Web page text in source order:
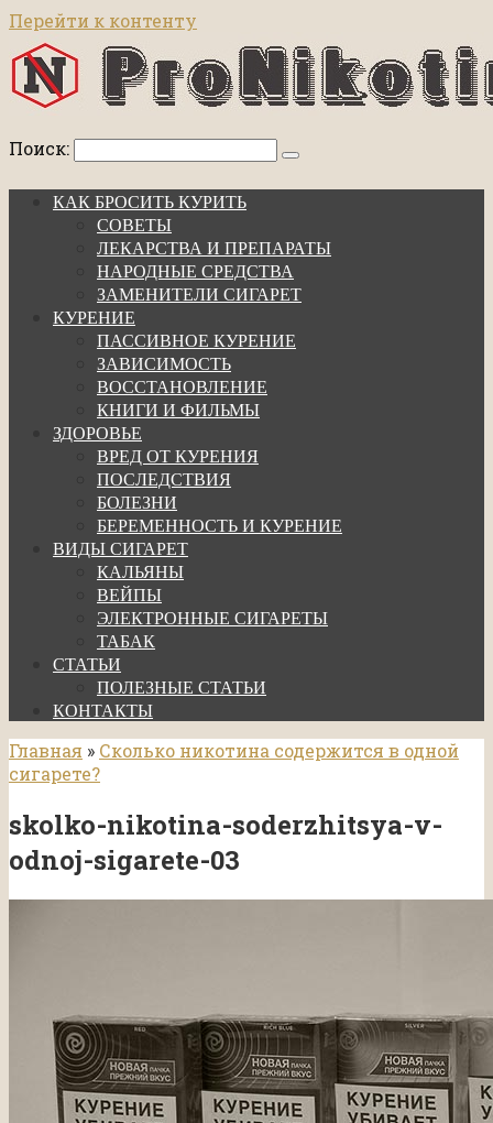
Перейти к контенту
Поиск:
КАК БРОСИТЬ КУРИТЬ
СОВЕТЫ
ЛЕКАРСТВА И ПРЕПАРАТЫ
НАРОДНЫЕ СРЕДСТВА
ЗАМЕНИТЕЛИ СИГАРЕТ
КУРЕНИЕ
ПАССИВНОЕ КУРЕНИЕ
ЗАВИСИМОСТЬ
ВОССТАНОВЛЕНИЕ
КНИГИ И ФИЛЬМЫ
ЗДОРОВЬЕ
ВРЕД ОТ КУРЕНИЯ
ПОСЛЕДСТВИЯ
БОЛЕЗНИ
БЕРЕМЕННОСТЬ И КУРЕНИЕ
ВИДЫ СИГАРЕТ
КАЛЬЯНЫ
ВЕЙПЫ
ЭЛЕКТРОННЫЕ СИГАРЕТЫ
ТАБАК
СТАТЬИ
ПОЛЕЗНЫЕ СТАТЬИ
КОНТАКТЫ
Главная » Сколько никотина содержится в одной
сигарете?
skolko-nikotina-soderzhitsya-v-
odnoj-sigarete-03